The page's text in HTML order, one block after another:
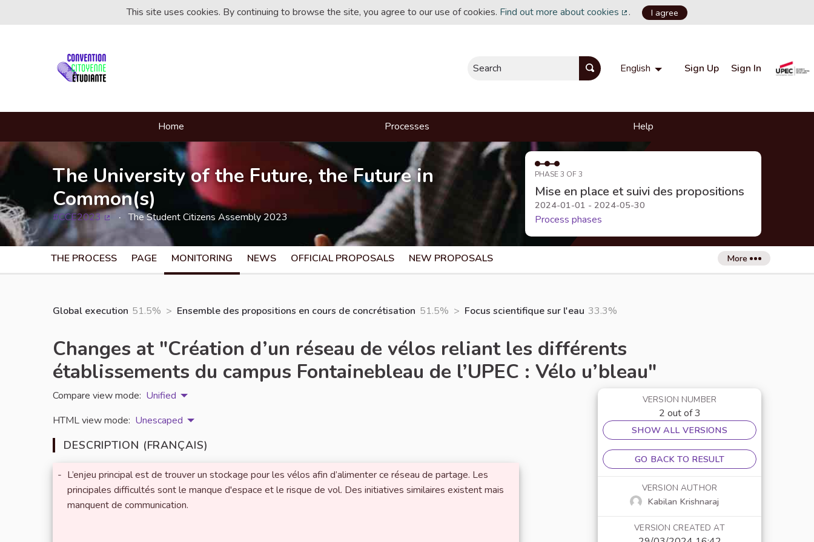
This site uses cookies. By continuing to browse the site, you agree to our use of cookies. Find out more about cookies
(External link)
. I agree
Search English Choisir la langue Choose language
Sign Up Sign In
Home Processes Help
The University of the Future, the Future in
Common(s)
#CCE2023
(External link)
The Student Citizens Assembly 2023
PHASE 3 OF 3
Mise en place et suivi des propositions
2024-01-01 - 2024-05-30
Process phases
THE PROCESS PAGE MONITORING NEWS OFFICIAL PROPOSALS NEW PROPOSALS More
Global execution 51.5% > Ensemble des propositions en cours de concrétisation 51.5% > Focus scientifique sur l'eau 33.3%
Changes at "Création d’un réseau de vélos reliant les différents
établissements du campus Fontainebleau de l’UPEC : Vélo u’bleau"
Compare view mode: Unified
HTML view mode: Unescaped
DESCRIPTION (FRANÇAIS)
- L’enjeu principal est de trouver un stockage pour les vélos afin d’alimenter ce réseau de partage. Les
principales difficultés sont le manque d'espace et le risque de vol. Des initiatives similaires existent mais
manquent de communication.
VERSION NUMBER
2 out of 3
SHOW ALL VERSIONS
GO BACK TO RESULT
VERSION AUTHOR
Kabilan Krishnaraj
VERSION CREATED AT